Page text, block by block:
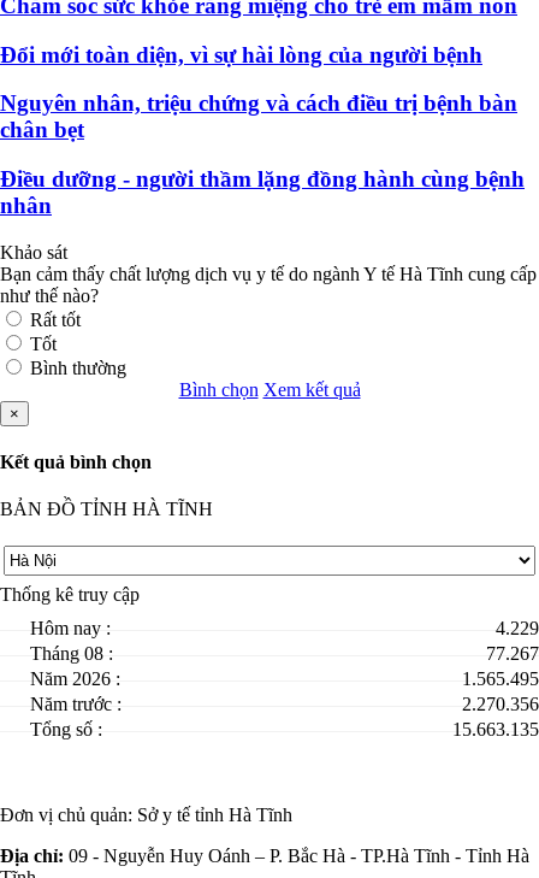
Chăm sóc sức khỏe răng miệng cho trẻ em mầm non
Đổi mới toàn diện, vì sự hài lòng của người bệnh
Nguyên nhân, triệu chứng và cách điều trị bệnh bàn
chân bẹt
Điều dưỡng - người thầm lặng đồng hành cùng bệnh
nhân
Khảo sát
Bạn cảm thấy chất lượng dịch vụ y tế do ngành Y tế Hà Tĩnh cung cấp
như thế nào?
Rất tốt
Tốt
Bình thường
Bình chọn Xem kết quả
×
Kết quả bình chọn
BẢN ĐỒ TỈNH HÀ TĨNH
Thống kê truy cập
Hôm nay :
4.229
Tháng 08 :
77.267
Năm 2026 :
1.565.495
Năm trước :
2.270.356
Tổng số :
15.663.135
Đơn vị chủ quản: Sở y tế tỉnh Hà Tĩnh
Địa chỉ: 09 - Nguyễn Huy Oánh – P. Bắc Hà - TP.Hà Tĩnh - Tỉnh Hà